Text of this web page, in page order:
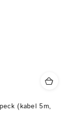
(kabel 5m,